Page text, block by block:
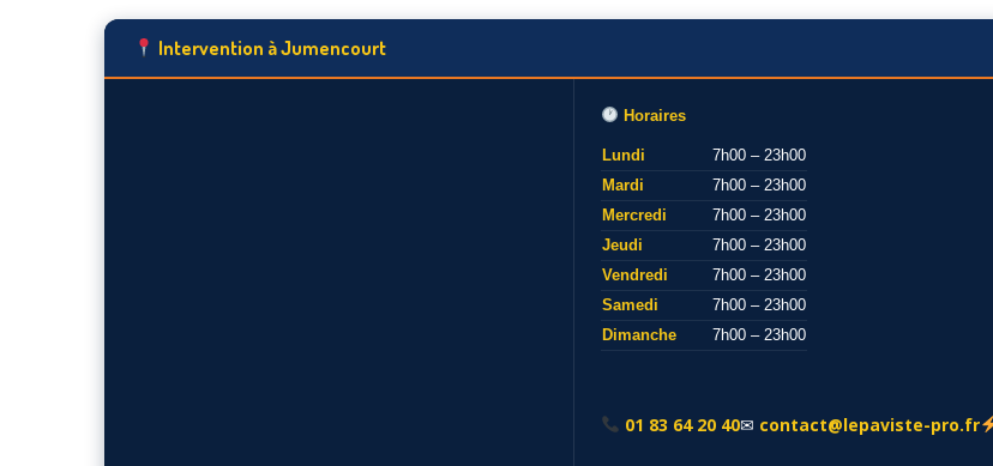
Intervention à Jumencourt
Horaires
Lundi
7h00 – 23h00
Mardi
7h00 – 23h00
Mercredi
7h00 – 23h00
Jeudi
7h00 – 23h00
Vendredi
7h00 – 23h00
Samedi
7h00 – 23h00
Dimanche
7h00 – 23h00
01 83 64 20 40✉ contact@lepaviste-pro.fr